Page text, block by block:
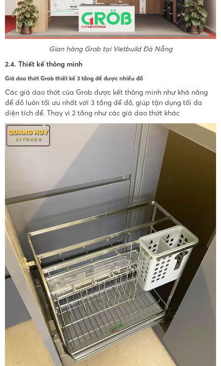
Gian hàng Grob tại Vietbuild Đà Nẵng
2.4. Thiết kế thông minh
Giá dao thớt Grob thiết kế 3 tầng để được nhiều đồ
Các giá dao thớt của Grob được kết thông minh như khả năng
để đồ luôn tối ưu nhất với 3 tầng để đồ, giúp tận dụng tối đa
diện tích để. Thay vì 2 tầng như các giá dao thớt khác